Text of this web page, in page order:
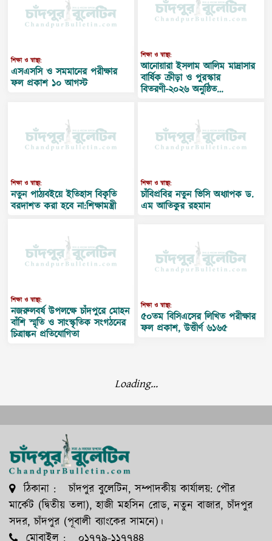
শিক্ষা ও স্বাস্থ্য:
এসএসসি ও সমমানের পরীক্ষার
ফল প্রকাশ ১০ আগস্ট
শিক্ষা ও স্বাস্থ্য:
আনোয়ারা ইসলাম আলিম মাদ্রাসার
বার্ষিক ক্রীড়া ও পুরস্কার
বিতরণী-২০২৬ অনুষ্ঠিত…
শিক্ষা ও স্বাস্থ্য:
নতুন পাঠ্যবইয়ে ইতিহাস বিকৃতি
বরদাশত করা হবে না:শিক্ষামন্ত্রী
শিক্ষা ও স্বাস্থ্য:
চাঁবিপ্রবির নতুন ভিসি অধ্যাপক ড.
এম আতিকুর রহমান
শিক্ষা ও স্বাস্থ্য:
নজরুলবর্ষ উপলক্ষে চাঁদপুরে মোহন
বাঁশি স্মৃতি ও সাংস্কৃতিক সংগঠনের
চিত্রাঙ্কন প্রতিযোগিতা
শিক্ষা ও স্বাস্থ্য:
৫০তম বিসিএসের লিখিত পরীক্ষার
ফল প্রকাশ, উত্তীর্ণ ৬১৬৫
Loading...
ঠিকানা : চাঁদপুর বুলেটিন, সম্পাদকীয় কার্যালয়: পৌর
মার্কেট (দ্বিতীয় তলা), হাজী মহসিন রোড, নতুন বাজার, চাঁদপুর
সদর, চাঁদপুর (পূবালী ব্যাংকের সামনে)।